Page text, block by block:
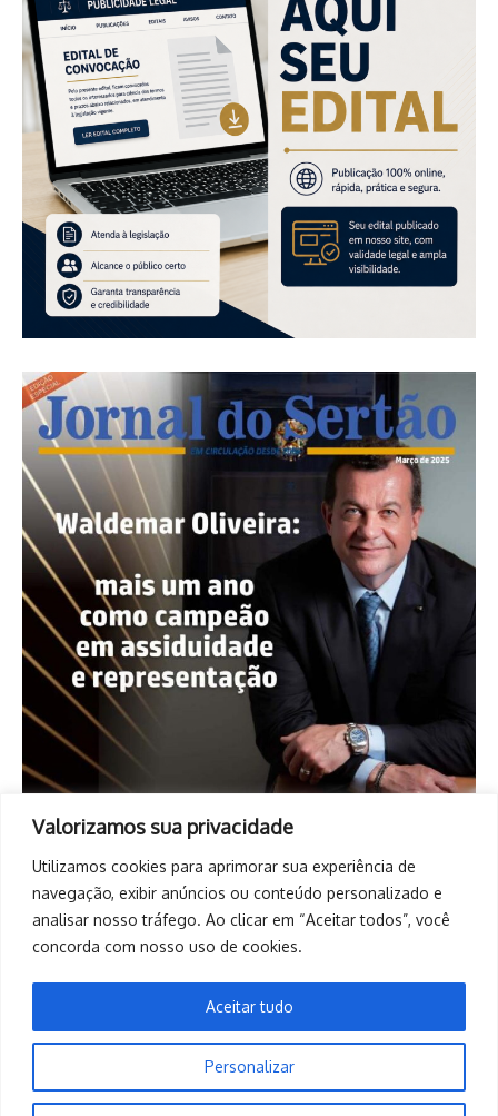
Valorizamos sua privacidade
Utilizamos cookies para aprimorar sua experiência de
navegação, exibir anúncios ou conteúdo personalizado e
analisar nosso tráfego. Ao clicar em “Aceitar todos”, você
concorda com nosso uso de cookies.
Personalizar
Aceitar tudo